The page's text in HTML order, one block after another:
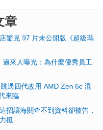
章
驚見 97 片未公開版《超級瑪
來人曝光：為什麼優秀員工
過四代改用 AMD Zen 6c 混
來臨
招讓海關查不到資料卻被告，
挺